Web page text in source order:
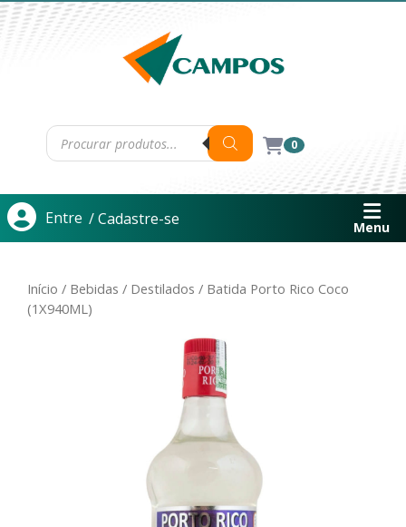
0
Entre / Cadastre-se Menu
Início / Bebidas / Destilados / Batida Porto Rico Coco
(1X940ML)